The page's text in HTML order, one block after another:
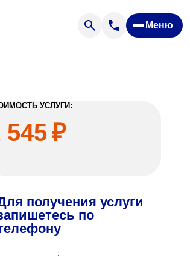
Меню
УСЛУГИ:
545₽
получения услуги
по